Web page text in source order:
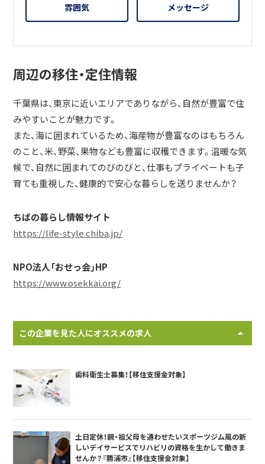
雰囲気 メッセージ
周辺の移住・定住情報
千葉県は、東京に近いエリアでありながら、自然が豊富で住
みやすいことが魅力です。
また、海に囲まれているため、海産物が豊富なのはもちろん
のこと、米、野菜、果物なども豊富に収穫できます。温暖な気
候で、自然に囲まれてのびのびと、仕事もプライベートも子
育ても重視した、健康的で安心な暮らしを送りませんか？
ちばの暮らし情報サイト
https://life-style.chiba.jp/
NPO法人「おせっ会」HP
https://www.osekkai.org/
この企業を見た人にオススメの求人
歯科衛生士募集！【移住支援金対象】
土日定休！親・祖父母を通わせたいスポーツジム風の新
しいデイサービスでリハビリの資格を生かして働きま
せんか？『勝浦市』【移住支援金対象】